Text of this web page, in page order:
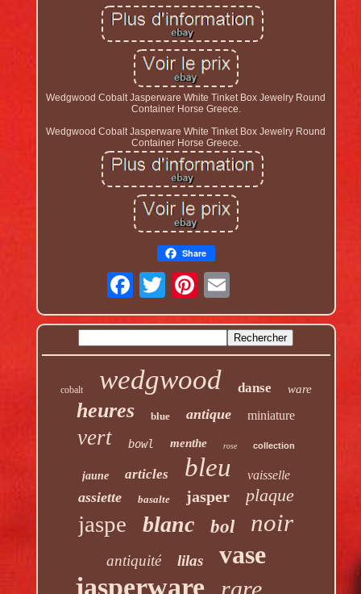
Wedgwood Cobalt Jasperware White Tinket Box Jewelry Round
Container Horse Greece.
Wedgwood Cobalt Jasperware White Tinket Box Jewelry Round
Container Horse Greece.
Share
cobalt wedgwood danse ware
heures blue antique miniature
vert bowl menthe rose collection
jaune articles bleu vaisselle
assiette basalte jasper plaque
jaspe blanc bol noir
antiquité lilas vase
jasperware rare